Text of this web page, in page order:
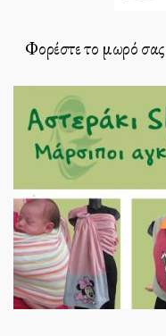
Φορέστε το μωρό σας